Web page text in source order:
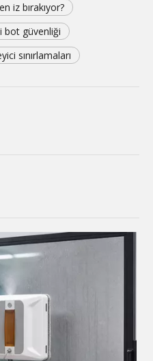
iz bırakıyor?
bot güvenliği
sınırlamaları